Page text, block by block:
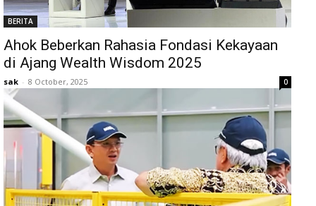
BERITA
Ahok Beberkan Rahasia Fondasi Kekayaan
di Ajang Wealth Wisdom 2025
sak - 8 October, 2025 0